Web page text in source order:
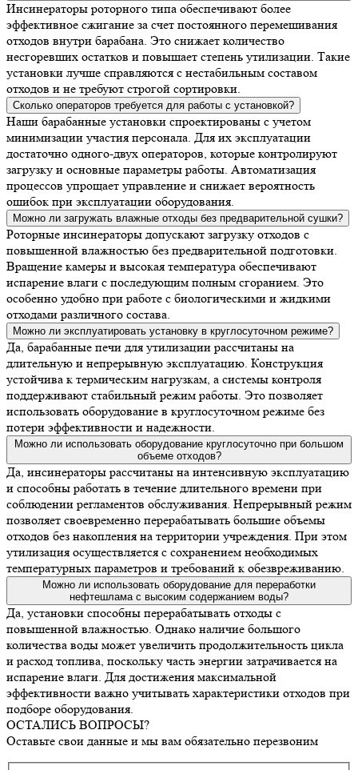
Инсинераторы роторного типа обеспечивают более
эффективное сжигание за счет постоянного перемешивания
отходов внутри барабана. Это снижает количество
несгоревших остатков и повышает степень утилизации. Такие
установки лучше справляются с нестабильным составом
отходов и не требуют строгой сортировки.
Сколько операторов требуется для работы с установкой?
Наши барабанные установки спроектированы с учетом
минимизации участия персонала. Для их эксплуатации
достаточно одного-двух операторов, которые контролируют
загрузку и основные параметры работы. Автоматизация
процессов упрощает управление и снижает вероятность
ошибок при эксплуатации оборудования.
Можно ли загружать влажные отходы без предварительной сушки?
Роторные инсинераторы допускают загрузку отходов с
повышенной влажностью без предварительной подготовки.
Вращение камеры и высокая температура обеспечивают
испарение влаги с последующим полным сгоранием. Это
особенно удобно при работе с биологическими и жидкими
отходами различного состава.
Можно ли эксплуатировать установку в круглосуточном режиме?
Да, барабанные печи для утилизации рассчитаны на
длительную и непрерывную эксплуатацию. Конструкция
устойчива к термическим нагрузкам, а системы контроля
поддерживают стабильный режим работы. Это позволяет
использовать оборудование в круглосуточном режиме без
потери эффективности и надежности.
Можно ли использовать оборудование круглосуточно при большом
объеме отходов?
Да, инсинераторы рассчитаны на интенсивную эксплуатацию
и способны работать в течение длительного времени при
соблюдении регламентов обслуживания. Непрерывный режим
позволяет своевременно перерабатывать большие объемы
отходов без накопления на территории учреждения. При этом
утилизация осуществляется с сохранением необходимых
температурных параметров и требований к обезвреживанию.
Можно ли использовать оборудование для переработки
нефтешлама с высоким содержанием воды?
Да, установки способны перерабатывать отходы с
повышенной влажностью. Однако наличие большого
количества воды может увеличить продолжительность цикла
и расход топлива, поскольку часть энергии затрачивается на
испарение влаги. Для достижения максимальной
эффективности важно учитывать характеристики отходов при
подборе оборудования.
ОСТАЛИСЬ ВОПРОСЫ?
Оставьте свои данные и мы вам обязательно перезвоним